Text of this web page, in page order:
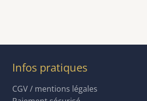
Infos pratiques
CGV / mentions légales